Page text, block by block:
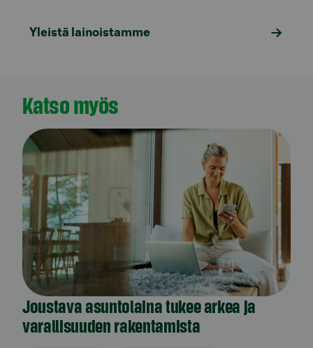
Yleistä lainoistamme
Katso myös
Joustava asuntolaina tukee arkea ja
varallisuuden rakentamista